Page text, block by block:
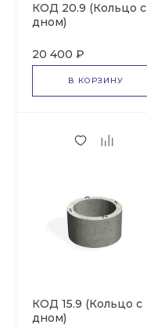
КОД 20.9 (Кольцо с
дном)
20 400 ₽
В КОРЗИНУ
КОД 15.9 (Кольцо с
дном)